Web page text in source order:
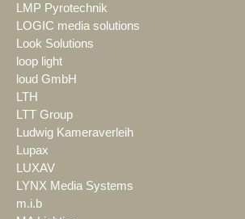
LMP Pyrotechnik
LOGIC media solutions
Look Solutions
loop light
loud GmbH
LTH
LTT Group
Ludwig Kameraverleih
Lupax
LUXAV
LYNX Media Systems
m.i.b